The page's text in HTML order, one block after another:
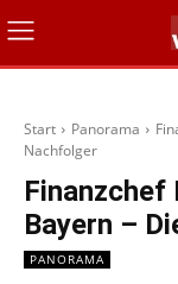
Start Panorama
Nachfolger
Finanzchef
Bayern –
PANORAMA